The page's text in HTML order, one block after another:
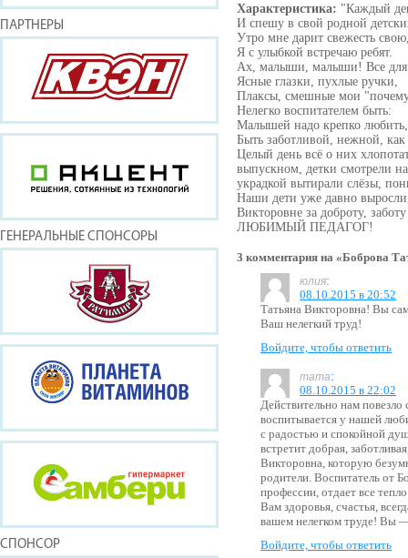
ПАРТНЕРЫ
ГЕНЕРАЛЬНЫЕ СПОНСОРЫ
СПОНСОР
Характеристика: "Каждый
И спешу в свой родной
Утро мне дарит свежесть
Я с улыбкой встречаю ребят.
Ах, малыши, малыши! Все
Ясные глазки, пухлые ручки,
Плаксы, смешные мои
Нелегко воспитателем быть:
Малышей надо крепко любить,
Быть заботливой, нежной, как
Целый день всё о них
выпускном, детки смотрели
украдкой вытирали слёзы,
Наши дети уже давно
Викторовне за доброту,
ЛЮБИМЫЙ ПЕДАГОГ!
3 комментария на «Боброва
юлия:
08.10.2015 в 20:52
Татьяна Викторовна! Вы
Ваш нелегкий труд!
Войдите, чтобы ответить
тата:
08.10.2015 в 22:02
Действительно нам
воспитывается у нашей
с радостью и спокойной
встретит добрая,
Викторовна, которую
родители. Воспитатель от
профессии, отдает все
Вам здоровья, счастья,
вашем нелегком труде! Вы
Войдите, чтобы ответить